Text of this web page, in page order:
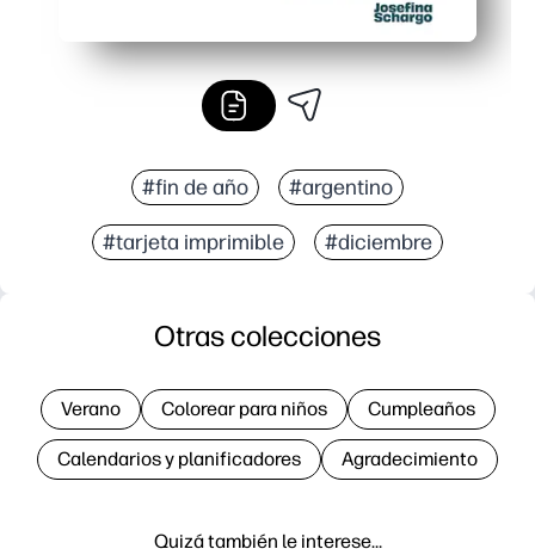
#fin de año #argentino
#tarjeta imprimible #diciembre
Quizá también le interese…
Otras colecciones
Verano Colorear para niños Cumpleaños
Calendarios y planificadores Agradecimiento